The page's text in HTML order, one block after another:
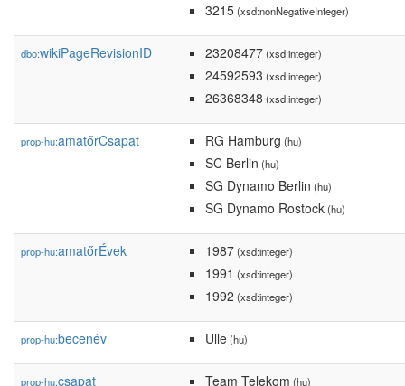
3215(xsd:nonNegativeInteger)
dbo:wikiPageRevisionID 23208477(xsd:integer)
24592593 (xsd:integer)
26368348 (xsd:integer)
prop-hu:amatőrCsapat RG Hamburg (hu)
SC Berlin (hu)
SG Dynamo Berlin (hu)
SG Dynamo Rostock(hu)
prop-hu:amatőrÉvek 1987(xsd:integer)
1991 (xsd:integer)
1992 (xsd:integer)
prop-hu:becenév Ulle(hu)
prop-hu:csapat Team Telekom (hu)